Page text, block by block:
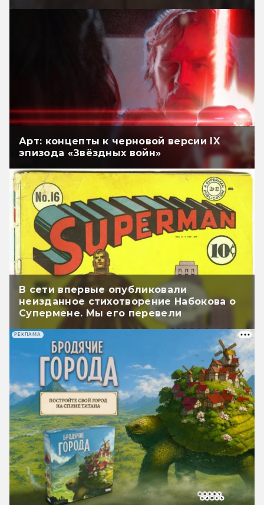
Арт: концепты к черновой версии IX
эпизода «Звёздных войн»
В сети впервые опубликовали
неизданное стихотворение Набокова о
Супермене. Мы его перевели
РЕКЛАМА